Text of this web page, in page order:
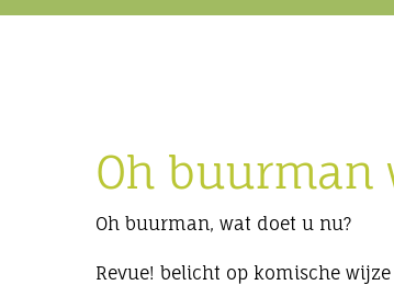
Oh buurman
Oh buurman, wat doet u nu?
Revue! belicht op komische